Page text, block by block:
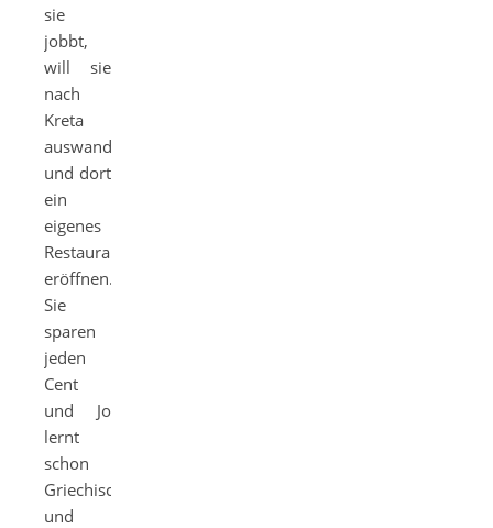
sie
jobbt,
will sie
nach
Kreta
auswandern
und dort
ein
eigenes
Restaurant
eröffnen.
Sie
sparen
jeden
Cent
und Jo
lernt
schon
Griechisch
und